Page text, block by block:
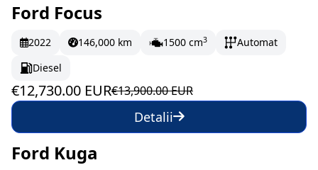
În stoc 212.17 EUR/lună
Ford Focus
2022 146,000 km 1500 cm3
Automat
Diesel
€12,730.00 EUR€13,900.00 EUR
Detalii
În stoc
Ford Kuga